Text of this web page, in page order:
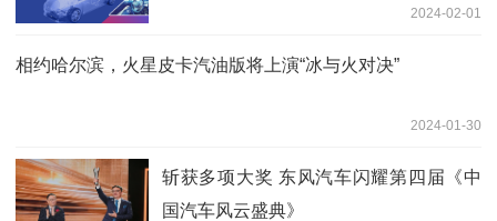
2024-02-01
相约哈尔滨，火星皮卡汽油版将上演“冰与火对决”
2024-01-30
斩获多项大奖 东风汽车闪耀第四届《中
国汽车风云盛典》